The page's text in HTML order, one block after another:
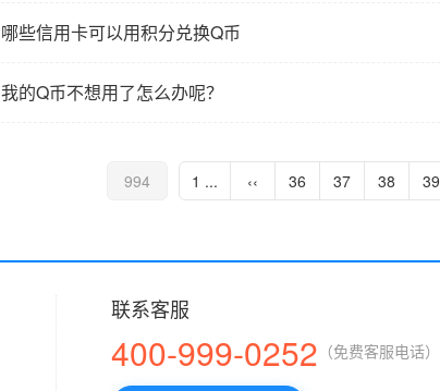
哪些信用卡可以用积分兑换Q币
我的Q币不想用了怎么办呢？
994 1 ... ‹‹ 36 37 38 39
联系客服
400-999-0252 （免费客服电话）